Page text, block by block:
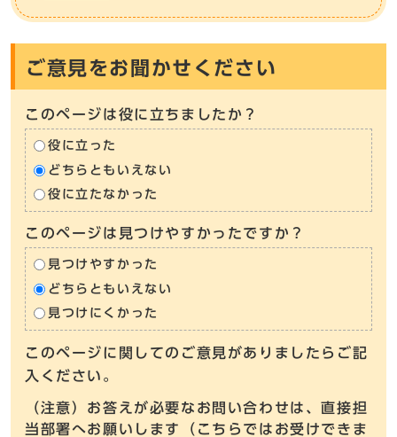
ご意見をお聞かせください
このページは役に立ちましたか？
役に立った
どちらともいえない
役に立たなかった
このページは見つけやすかったですか？
見つけやすかった
どちらともいえない
見つけにくかった
このページに関してのご意見がありましたらご記
入ください。
（注意）お答えが必要なお問い合わせは、直接担
当部署へお願いします（こちらではお受けできま